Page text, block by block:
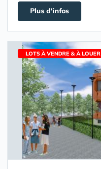
Plus d'infos
LOTS À VENDRE & À LOUER